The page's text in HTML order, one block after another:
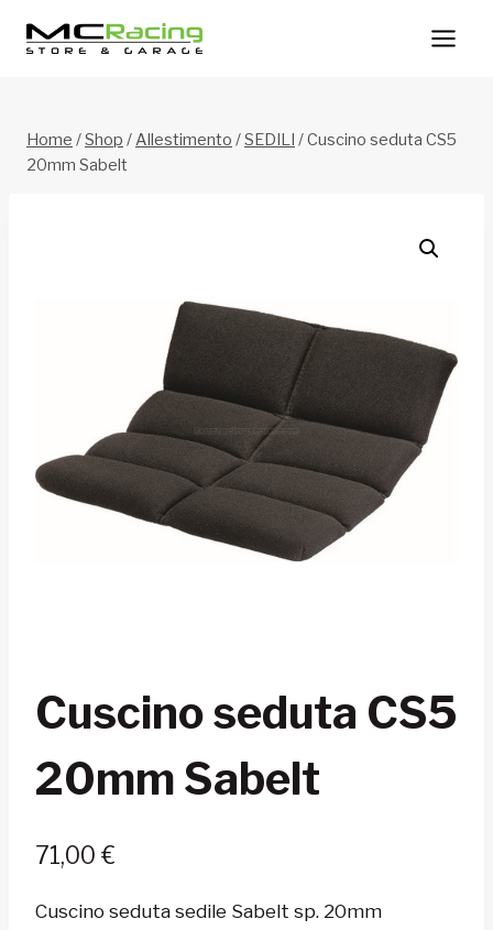
Home /Shop /Allestimento /SEDILI /Cuscino seduta CS5
20mm Sabelt
Cuscino seduta CS5
20mm Sabelt
71,00 €
Cuscino seduta sedile Sabelt sp. 20mm